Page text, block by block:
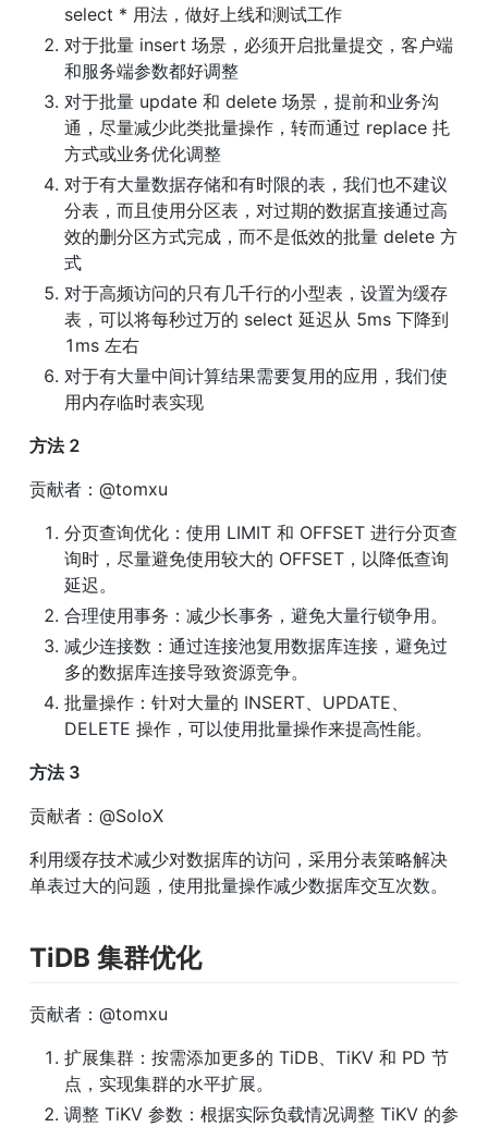
select * 用法，做好上线和测试工作
对于批量 insert 场景，必须开启批量提交，客户端
和服务端参数都好调整
对于批量 update 和 delete 场景，提前和业务沟
通，尽量减少此类批量操作，转而通过 replace 扥
方式或业务优化调整
对于有大量数据存储和有时限的表，我们也不建议
分表，而且使用分区表，对过期的数据直接通过高
效的删分区方式完成，而不是低效的批量 delete 方
式
对于高频访问的只有几千行的小型表，设置为缓存
表，可以将每秒过万的 select 延迟从 5ms 下降到
1ms 左右
对于有大量中间计算结果需要复用的应用，我们使
用内存临时表实现
方法 2
贡献者：@tomxu
分页查询优化：使用 LIMIT 和 OFFSET 进行分页查
询时，尽量避免使用较大的 OFFSET，以降低查询
延迟。
合理使用事务：减少长事务，避免大量行锁争用。
减少连接数：通过连接池复用数据库连接，避免过
多的数据库连接导致资源竞争。
批量操作：针对大量的 INSERT、UPDATE、
DELETE 操作，可以使用批量操作来提高性能。
方法 3
贡献者：@SoloX
利用缓存技术减少对数据库的访问，采用分表策略解决
单表过大的问题，使用批量操作减少数据库交互次数。
TiDB 集群优化
贡献者：@tomxu
扩展集群：按需添加更多的 TiDB、TiKV 和 PD 节
点，实现集群的水平扩展。
调整 TiKV 参数：根据实际负载情况调整 TiKV 的参